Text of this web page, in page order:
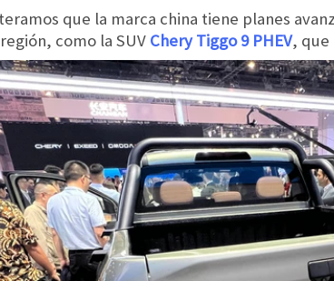
que la marca china tiene planes
como la SUV Chery Tiggo 9 PHEV, que